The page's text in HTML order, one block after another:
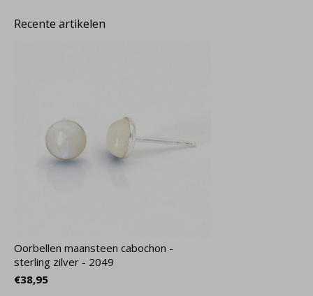
Recente artikelen
Oorbellen maansteen cabochon -
sterling zilver - 2049
€38,95